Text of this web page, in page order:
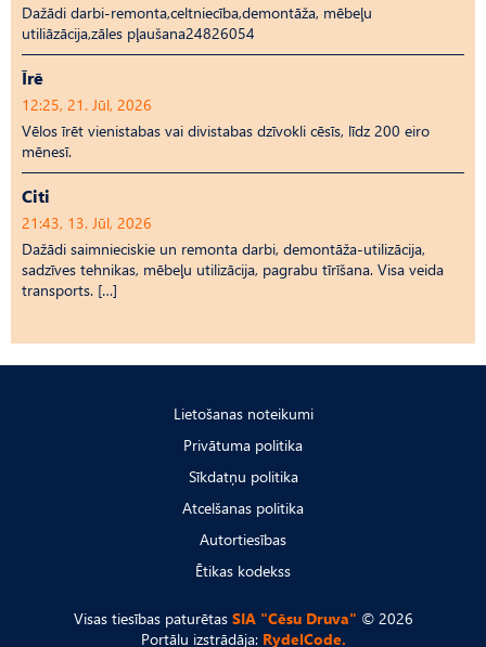
Dažādi darbi-remonta,celtniecība,demontāža, mēbeļu
utiliāzācija,zāles pļaušana24826054
Īrē
12:25, 21. Jūl, 2026
Vēlos īrēt vienistabas vai divistabas dzīvokli cēsīs, līdz 200 eiro
mēnesī.
Citi
21:43, 13. Jūl, 2026
Dažādi saimnieciskie un remonta darbi, demontāža-utilizācija,
sadzīves tehnikas, mēbeļu utilizācija, pagrabu tīrīšana. Visa veida
transports. […]
Lietošanas noteikumi
Privātuma politika
Sīkdatņu politika
Atcelšanas politika
Autortiesības
Ētikas kodekss
Visas tiesības paturētas SIA "Cēsu Druva" © 2026
Portālu izstrādāja: RydelCode.